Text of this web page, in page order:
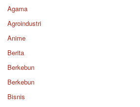
Agama
Agroindustri
Anime
Berita
Berkebun
Berkebun
Bisnis